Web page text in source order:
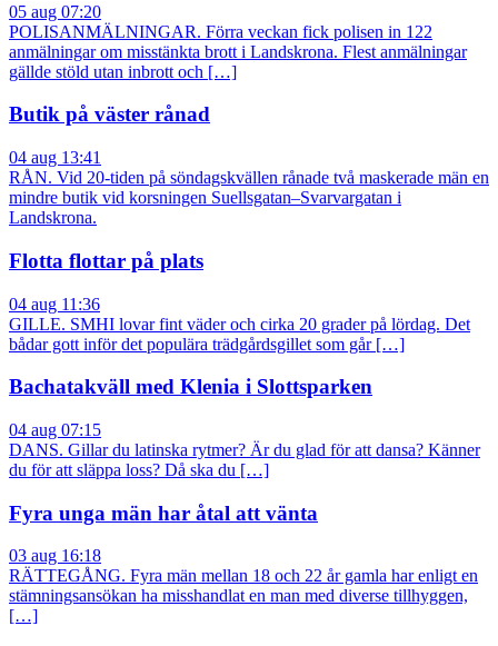
05 aug 07:20
POLISANMÄLNINGAR. Förra veckan fick polisen in 122
anmälningar om misstänkta brott i Landskrona. Flest anmälningar
gällde stöld utan inbrott och […]
Butik på väster rånad
04 aug 13:41
RÅN. Vid 20-tiden på söndagskvällen rånade två maskerade män en
mindre butik vid korsningen Suellsgatan–Svarvargatan i
Landskrona.
Flotta flottar på plats
04 aug 11:36
GILLE. SMHI lovar fint väder och cirka 20 grader på lördag. Det
bådar gott inför det populära trädgårdsgillet som går […]
Bachatakväll med Klenia i Slottsparken
04 aug 07:15
DANS. Gillar du latinska rytmer? Är du glad för att dansa? Känner
du för att släppa loss? Då ska du […]
Fyra unga män har åtal att vänta
03 aug 16:18
RÄTTEGÅNG. Fyra män mellan 18 och 22 år gamla har enligt en
stämningsansökan ha misshandlat en man med diverse tillhyggen,
[…]